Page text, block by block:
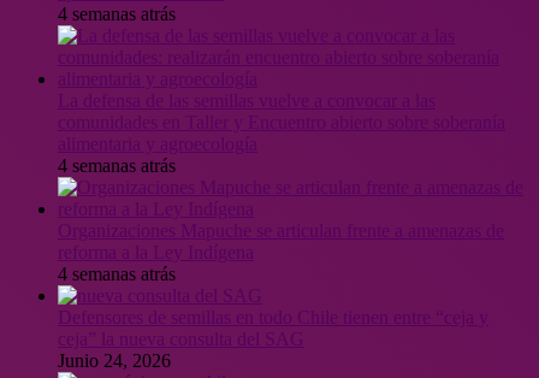
4 semanas atrás
4 semanas atrás
Organizaciones Mapuche se articulan frente a amenazas de
4 semanas atrás
Junio 24, 2026